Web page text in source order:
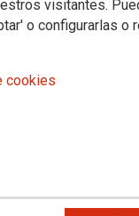
visitantes.
o configurarlas o
cookies